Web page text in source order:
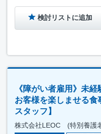
検討リストに追加
《障がい者雇用》未
お客様を楽しませる
スタッフ】
株式会社LEOC (特別養護